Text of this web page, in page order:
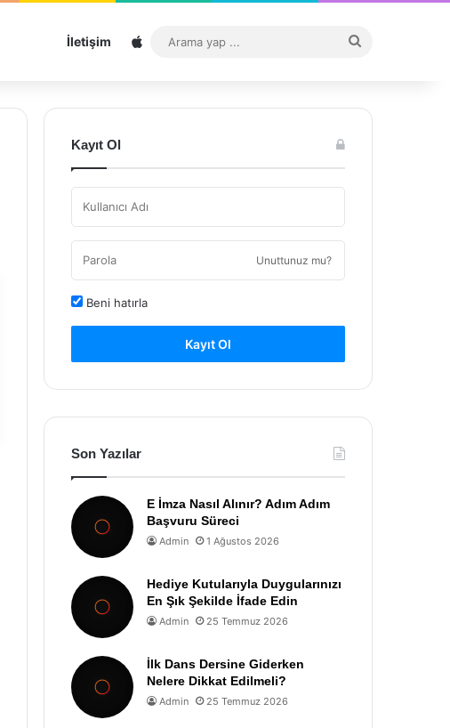
İletişim Sitemap
...
Kayıt Ol
Unuttunuz mu?
Beni hatırla
Kayıt Ol
Son Yazılar
E İmza Nasıl Alınır? Adım Adım
Başvuru Süreci
Admin 1 Ağustos 2026
Hediye Kutularıyla Duygularınızı
En Şık Şekilde İfade Edin
Admin 25 Temmuz 2026
İlk Dans Dersine Giderken
Nelere Dikkat Edilmeli?
Admin 25 Temmuz 2026